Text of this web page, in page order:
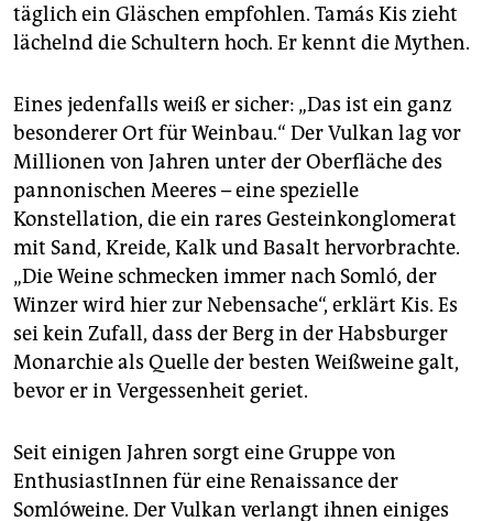
täglich ein Gläschen empfohlen. Tamás Kis zieht
lächelnd die Schultern hoch. Er kennt die Mythen.
Eines jedenfalls weiß er sicher: „Das ist ein ganz
besonderer Ort für Weinbau.“ Der Vulkan lag vor
Millionen von Jahren unter der Oberfläche des
pannonischen Meeres – eine spezielle
Konstellation, die ein rares Gesteinkonglomerat
mit Sand, Kreide, Kalk und Basalt hervorbrachte.
„Die Weine schmecken immer nach Somló, der
Winzer wird hier zur Nebensache“, erklärt Kis. Es
sei kein Zufall, dass der Berg in der Habsburger
Monarchie als Quelle der besten Weißweine galt,
bevor er in Vergessenheit geriet.
Seit einigen Jahren sorgt eine Gruppe von
EnthusiastInnen für eine Renaissance der
Somlóweine. Der Vulkan verlangt ihnen einiges